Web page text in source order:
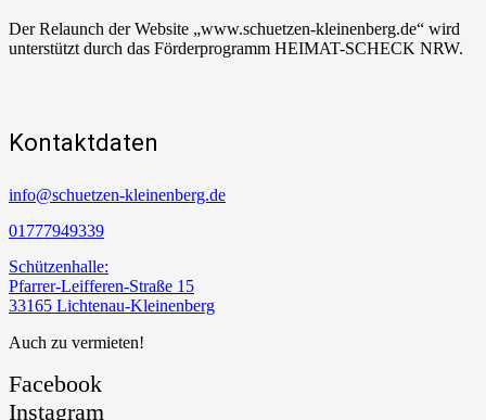
Der Relaunch der Website „www.schuetzen-kleinenberg.de“ wird
unterstützt durch das Förderprogramm HEIMAT-SCHECK NRW.
Kontaktdaten
info@schuetzen-kleinenberg.de
01777949339
Schützenhalle:
Pfarrer-Leifferen-Straße 15
33165 Lichtenau-Kleinenberg
Auch zu vermieten!
Facebook
Instagram